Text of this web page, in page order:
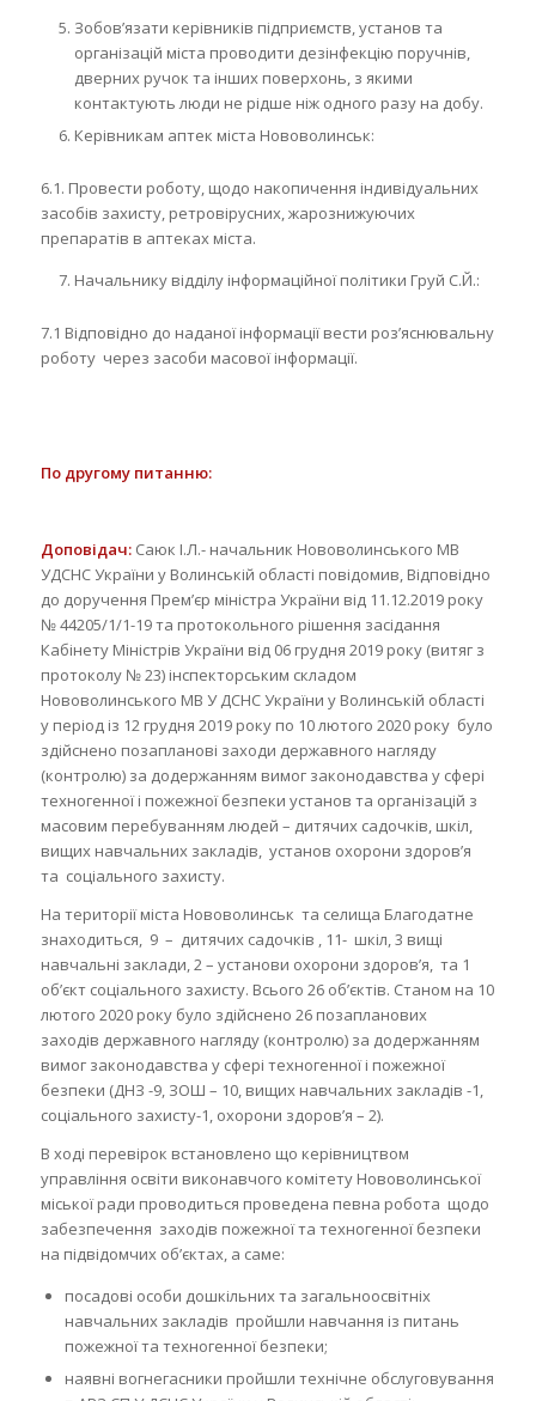
Зобов’язати керівників підприємств, установ та
організацій міста проводити дезінфекцію поручнів,
дверних ручок та інших поверхонь, з якими
контактують люди не рідше ніж одного разу на добу.
Керівникам аптек міста Нововолинськ:
6.1. Провести роботу, щодо накопичення індивідуальних
засобів захисту, ретровірусних, жарознижуючих
препаратів в аптеках міста.
Начальнику відділу інформаційної політики Груй С.Й.:
7.1 Відповідно до наданої інформації вести роз’яснювальну
роботу через засоби масової інформації.
По другому питанню:
Доповідач: Саюк І.Л.- начальник Нововолинського МВ
УДСНС України у Волинській області повідомив, Відповідно
до доручення Прем’єр міністра України від 11.12.2019 року
№ 44205/1/1-19 та протокольного рішення засідання
Кабінету Міністрів України від 06 грудня 2019 року (витяг з
протоколу № 23) інспекторським складом
Нововолинського МВ У ДСНС України у Волинській області
у період із 12 грудня 2019 року по 10 лютого 2020 року було
здійснено позапланові заходи державного нагляду
(контролю) за додержанням вимог законодавства у сфері
техногенної і пожежної безпеки установ та організацій з
масовим перебуванням людей – дитячих садочків, шкіл,
вищих навчальних закладів, установ охорони здоров’я
та соціального захисту.
На території міста Нововолинськ та селища Благодатне
знаходиться, 9 – дитячих садочків , 11- шкіл, 3 вищі
навчальні заклади, 2 – установи охорони здоров’я, та 1
об’єкт соціального захисту. Всього 26 об’єктів. Станом на 10
лютого 2020 року було здійснено 26 позапланових
заходів державного нагляду (контролю) за додержанням
вимог законодавства у сфері техногенної і пожежної
безпеки (ДНЗ -9, ЗОШ – 10, вищих навчальних закладів -1,
соціального захисту-1, охорони здоров’я – 2).
В ході перевірок встановлено що керівництвом
управління освіти виконавчого комітету Нововолинської
міської ради проводиться проведена певна робота щодо
забезпечення заходів пожежної та техногенної безпеки
на підвідомчих об’єктах, а саме:
посадові особи дошкільних та загальноосвітніх
навчальних закладів пройшли навчання із питань
пожежної та техногенної безпеки;
наявні вогнегасники пройшли технічне обслуговування